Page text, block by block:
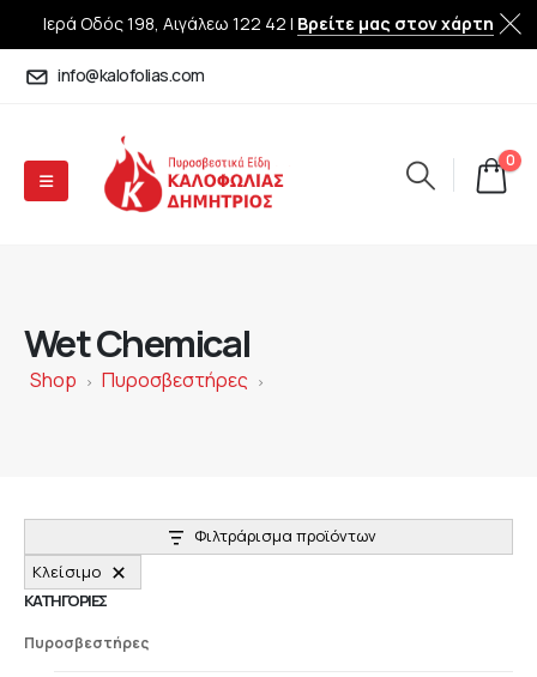
Ιερά Οδός 198, Αιγάλεω 122 42 | Βρείτε μας στον χάρτη
info@kalofolias.com
0
Wet Chemical
Shop > Πυροσβεστήρες >
Φιλτράρισμα προϊόντων
Κλείσιμο
ΚΑΤΗΓΟΡΙΕΣ
Πυροσβεστήρες